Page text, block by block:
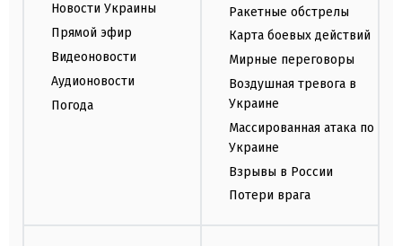
Новости Украины
Прямой эфир
Видеоновости
Аудионовости
Погода
Ракетные обстрелы
Карта боевых действий
Мирные переговоры
Воздушная тревога в
Украине
Массированная атака по
Украине
Взрывы в России
Потери врага